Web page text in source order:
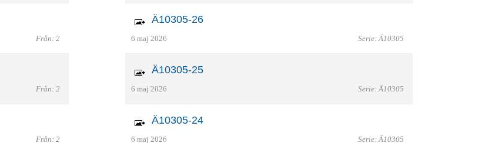
Från: 2
Från: 2
Från: 2
Ä10305-26
6 maj 2026 Serie: Ä10305
Ä10305-25
6 maj 2026 Serie: Ä10305
Ä10305-24
6 maj 2026 Serie: Ä10305